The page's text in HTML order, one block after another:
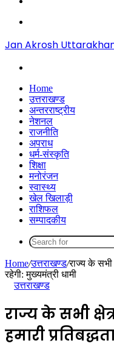
Jan Akrosh
Home
उत्तराखण्ड
अन्तरराष्ट्रीय
नेशनल
राजनीति
अपराध
धर्म-संस्कृति
शिक्षा
मनोरंजन
स्वास्थ्य
खेल खिलाड़ी
राशिफल
सम्पादकीय
Home/उत्तराखण्ड/राज्य के सभी
रहेगी: मुख्यमंत्री धामी
उत्तराखण्ड
राज्य के सभी
हमारी